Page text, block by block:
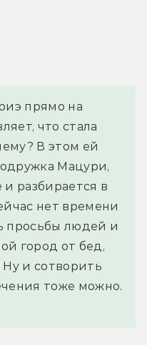
прямо на
что стала
В этом ей
Мацури,
и разбирается в
нет времени
просьбы людей и
город от бед,
Ну и сотворить
тоже можно.